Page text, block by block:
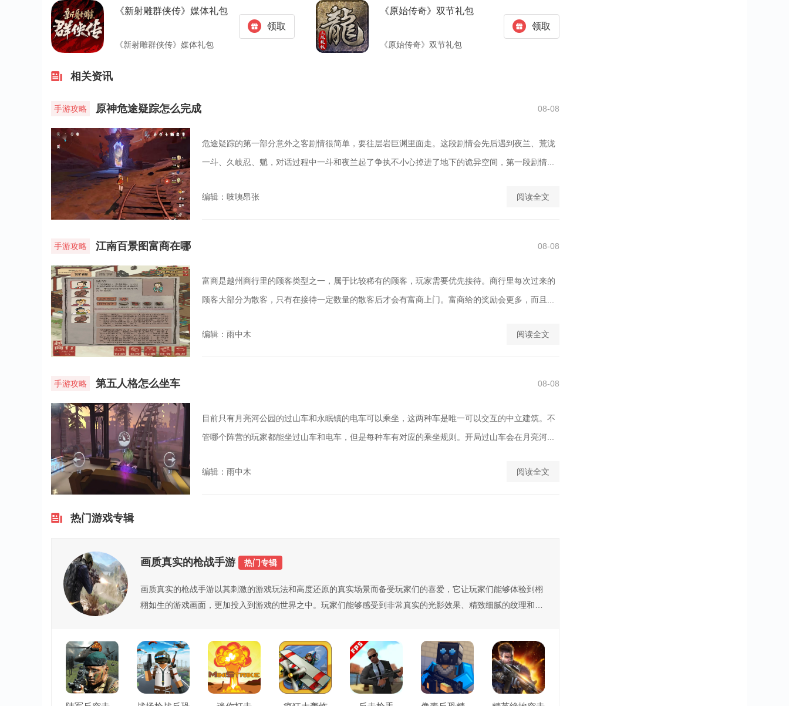
《新射雕群侠传》媒体礼包
《新射雕群侠传》媒体礼包
领取
《原始传奇》双节礼包
《原始传奇》双节礼包
领取
相关资讯
手游攻略 原神危途疑踪怎么完成 08-08
危途疑踪的第一部分意外之客剧情很简单，要往层岩巨渊里面走。这段剧情会先后遇到夜兰、荒泷
一斗、久岐忍、魈，对话过程中一斗和夜兰起了争执不小心掉进了地下的诡异空间，第一段剧情...
编辑：吱咦昂张 阅读全文
手游攻略 江南百景图富商在哪 08-08
富商是越州商行里的顾客类型之一，属于比较稀有的顾客，玩家需要优先接待。商行里每次过来的
顾客大部分为散客，只有在接待一定数量的散客后才会有富商上门。富商给的奖励会更多，而且...
编辑：雨中木 阅读全文
手游攻略 第五人格怎么坐车 08-08
目前只有月亮河公园的过山车和永眠镇的电车可以乘坐，这两种车是唯一可以交互的中立建筑。不
管哪个阵营的玩家都能坐过山车和电车，但是每种车有对应的乘坐规则。开局过山车会在月亮河...
编辑：雨中木 阅读全文
热门游戏专辑
画质真实的枪战手游 热门专辑
画质真实的枪战手游以其刺激的游戏玩法和高度还原的真实场景而备受玩家们的喜爱，它让玩家们能够体验到栩
栩如生的游戏画面，更加投入到游戏的世界之中。玩家们能够感受到非常真实的光影效果、精致细腻的纹理和